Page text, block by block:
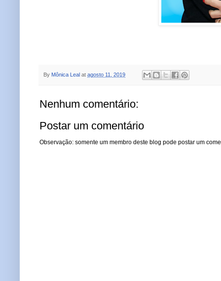
By Mônica Leal at agosto 11, 2019
Nenhum comentário:
Postar um comentário
Observação: somente um membro deste blog pode postar um